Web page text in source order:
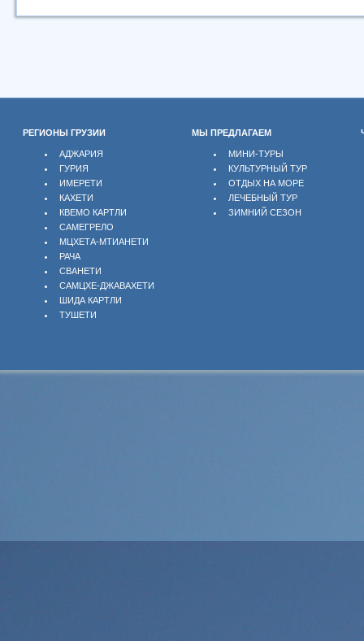
РЕГИОНЫ ГРУЗИИ МЫ ПРЕДЛАГАЕМ
АДЖАРИЯ
ГУРИЯ
ИМЕРЕТИ
КАХЕТИ
КВЕМО КАРТЛИ
САМЕГРЕЛО
МЦХЕТА-МТИАНЕТИ
РАЧА
СВАНЕТИ
САМЦХЕ-ДЖАВАХЕТИ
ШИДА КАРТЛИ
ТУШЕТИ
МИНИ-ТУРЫ
КУЛЬТУРНЫЙ ТУР
ОТДЫХ НА МОРЕ
ЛЕЧЕБНЫЙ ТУР
ЗИМНИЙ СЕЗОН